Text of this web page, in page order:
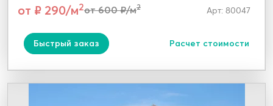
от ₽ 290/м2от 600 ₽/м2 Арт: 80047
Быстрый заказ Расчет стоимости